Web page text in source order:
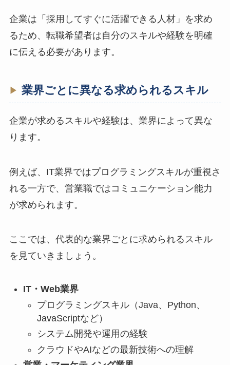
企業は「採用してすぐに活躍できる人材」を求め
るため、転職希望者は自分のスキルや経験を明確
に伝える必要があります。
業界ごとに異なる求められるスキル
企業が求めるスキルや経験は、業界によって異な
ります。
例えば、IT業界ではプログラミングスキルが重視さ
れる一方で、営業職ではコミュニケーション能力
が求められます。
ここでは、代表的な業界ごとに求められるスキル
を見ていきましょう。
IT・Web業界
プログラミングスキル（Java、Python、
JavaScriptなど）
システム開発や運用の経験
クラウドやAIなどの最新技術への理解